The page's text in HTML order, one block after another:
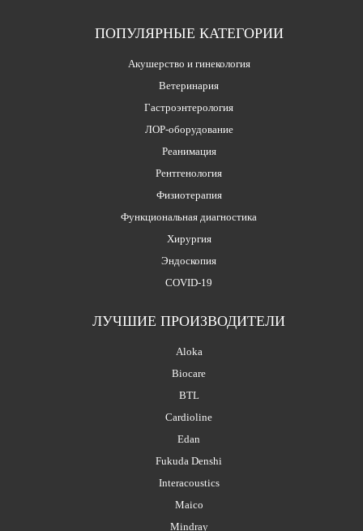
ПОПУЛЯРНЫЕ КАТЕГОРИИ
Акушерство и гинекология
Ветеринария
Гастроэнтерология
ЛОР-оборудование
Реанимация
Рентгенология
Физиотерапия
Функциональная диагностика
Хирургия
Эндоскопия
COVID-19
ЛУЧШИЕ ПРОИЗВОДИТЕЛИ
Aloka
Biocare
BTL
Cardioline
Edan
Fukuda Denshi
Interacoustics
Maico
Mindray